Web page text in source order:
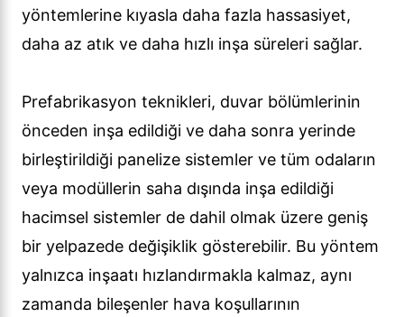
yöntemlerine kıyasla daha fazla hassasiyet,
daha az atık ve daha hızlı inşa süreleri sağlar.
Prefabrikasyon teknikleri, duvar bölümlerinin
önceden inşa edildiği ve daha sonra yerinde
birleştirildiği panelize sistemler ve tüm odaların
veya modüllerin saha dışında inşa edildiği
hacimsel sistemler de dahil olmak üzere geniş
bir yelpazede değişiklik gösterebilir. Bu yöntem
yalnızca inşaatı hızlandırmakla kalmaz, aynı
zamanda bileşenler hava koşullarının